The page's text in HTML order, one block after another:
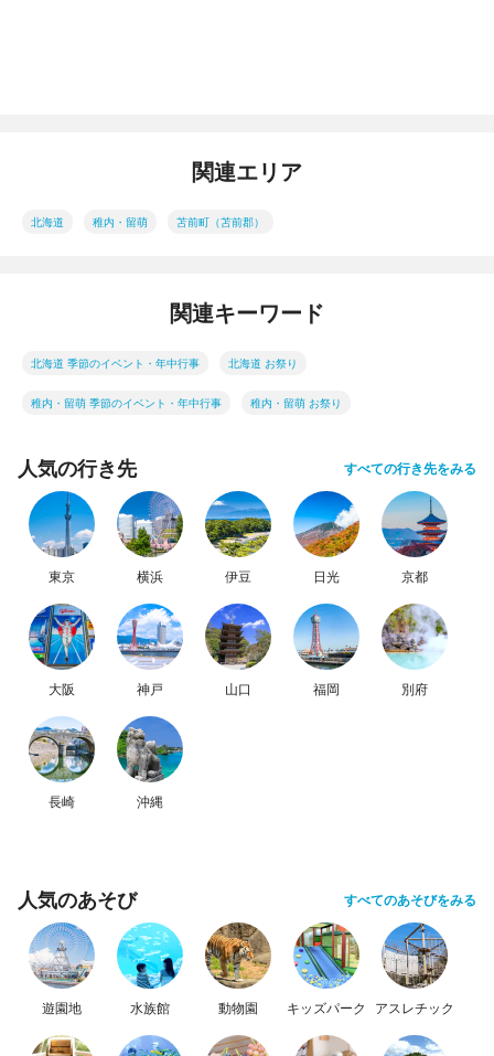
関連エリア
北海道 稚内・留萌 苫前町（苫前郡）
関連キーワード
北海道 季節のイベント・年中行事 北海道 お祭り
稚内・留萌 季節のイベント・年中行事 稚内・留萌 お祭り
人気の行き先 すべての行き先をみる
東京 横浜 伊豆 日光 京都
大阪 神戸 山口 福岡 別府
長崎 沖縄
人気のあそび すべてのあそびをみる
遊園地 水族館 動物園 キッズパーク アスレチック